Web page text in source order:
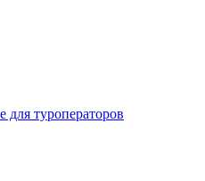
для туроператоров